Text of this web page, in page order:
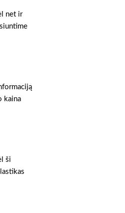
net ir
kaina
ši